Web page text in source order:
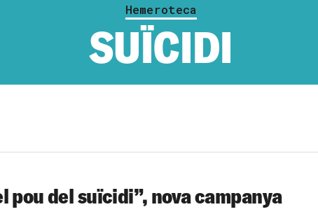
Hemeroteca
SUÏCIDI
pou del suïcidi”, nova campanya